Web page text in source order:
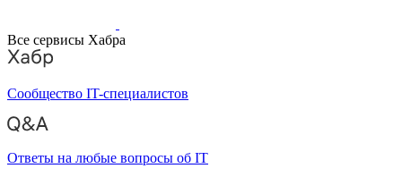
Все сервисы Хабра
Сообщество IT-специалистов
Ответы на любые вопросы об IT